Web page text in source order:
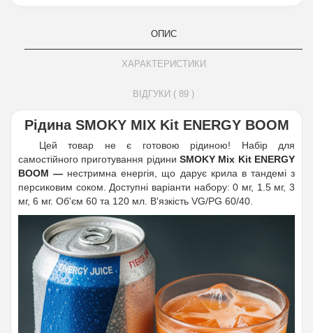
ОПИС
ХАРАКТЕРИСТИКИ
ВІДГУКИ ( 89 )
Рідина SMOKY MIX Kit ENERGY BOOM
Цей товар не є готовою рідиною! Набір для
самостійного приготування рідини SMOKY Mix Kit ENERGY
BOOM — нестримна енергія, що дарує крила в тандемі з
персиковим соком. Доступні варіанти набору: 0 мг, 1.5 мг, 3
мг, 6 мг. Об'єм 60 та 120 мл. В'язкість VG/PG 60/40.